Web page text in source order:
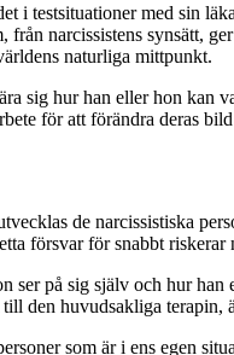
i testsituationer med sin
från narcissistens synsätt,
naturliga mittpunkt.
sig hur han eller hon kan
för att förändra deras
de narcissistiska
försvar för snabbt
ser på sig själv och hur
den huvudsakliga terapin,
som är i ens egen